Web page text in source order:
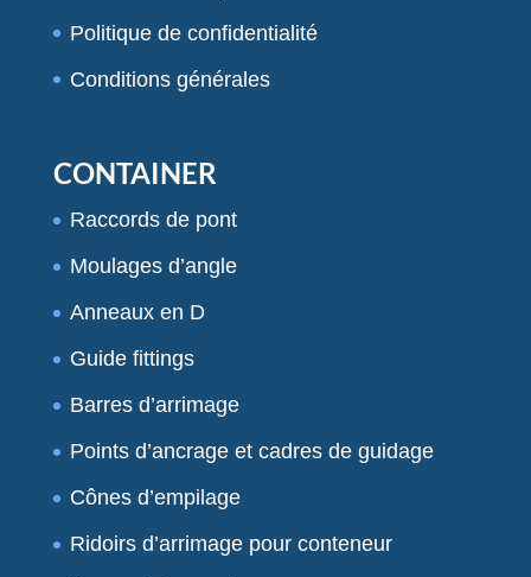
Politique de confidentialité
Conditions générales
CONTAINER
Raccords de pont
Moulages d’angle
Anneaux en D
Guide fittings
Barres d’arrimage
Points d’ancrage et cadres de guidage
Cônes d’empilage
Ridoirs d’arrimage pour conteneur